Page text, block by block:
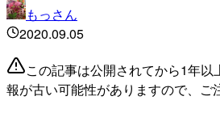
もっさん
2020.09.05
この記事は公開されてから1年
報が古い可能性がありますので、ご